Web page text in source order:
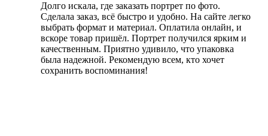
Долго искала, где заказать портрет по фото.
Сделала заказ, всё быстро и удобно. На сайте легко
выбрать формат и материал. Оплатила онлайн, и
вскоре товар пришёл. Портрет получился ярким и
качественным. Приятно удивило, что упаковка
была надежной. Рекомендую всем, кто хочет
сохранить воспоминания!